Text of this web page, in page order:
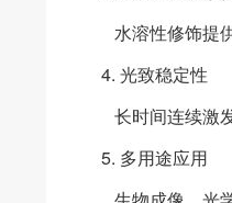
水溶性修饰提
4. 光致稳定性
长时间连续激
5. 多用途应用